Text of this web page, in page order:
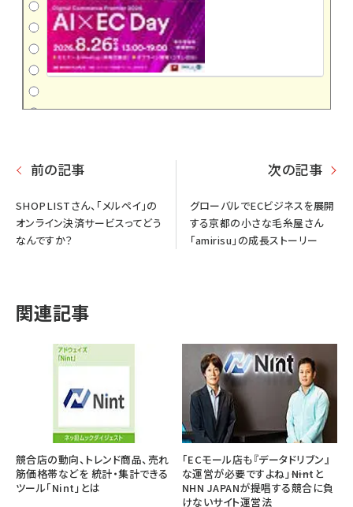
前の記事
SHOPLISTさん、「メルペイ」の
オンライン決済サービスってどう
なんですか？
次の記事
グローバルでECビジネスを展開
する京都の小さな毛糸屋さん
「amirisu」の成長ストーリー
関連記事
競合店の動向、トレンド商品、売れ
筋価格帯などを 統計・集計できる
ツール「Nint」とは
「ECモール店も『データドリブン』
な運営が必要ですよね」――Nintと
NHN JAPANが提唱する競合に負
けないサイト運営法